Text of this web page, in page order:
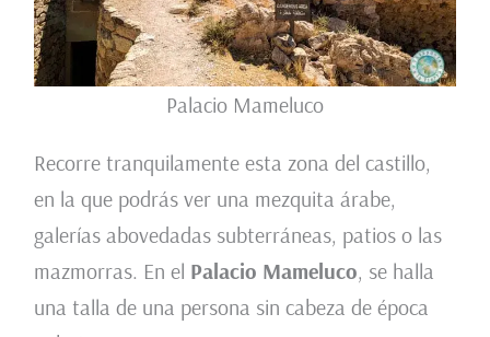
Palacio Mameluco
Recorre tranquilamente esta zona del castillo,
en la que podrás ver una mezquita árabe,
galerías abovedadas subterráneas, patios o las
mazmorras. En el Palacio Mameluco, se halla
una talla de una persona sin cabeza de época